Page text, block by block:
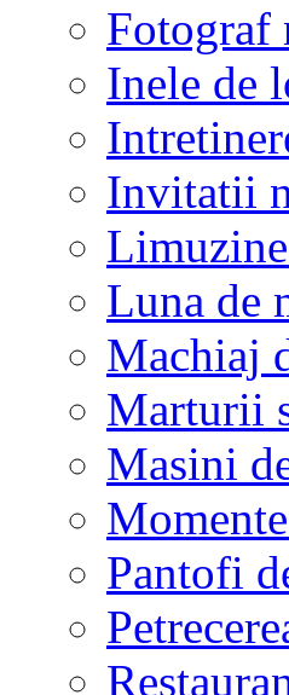
Fotograf
Inele de
Invitatii
Luna de
Machiaj
Marturii
Masini
Pantofi